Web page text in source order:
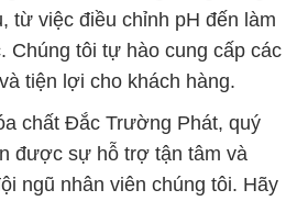
được sự hỗ trợ tận tâm và
ngũ nhân viên chúng tôi. Hãy
đáng tin cậy của bạn trong
chất chất lượng và giải pháp
mại ⌠ bán Oxy Già ©